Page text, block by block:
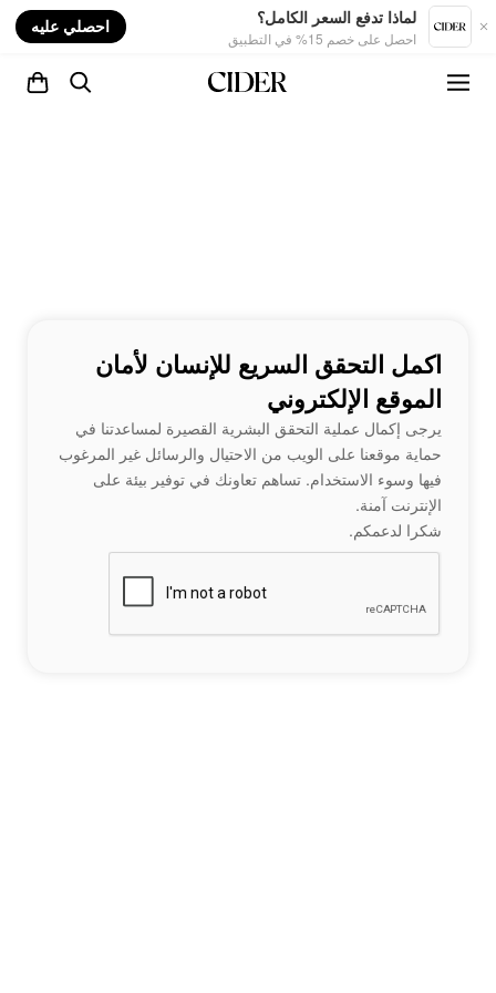
لماذا تدفع السعر الكامل؟
احصل على خصم 15% في التطبيق
احصلي عليه
اكمل التحقق السريع للإنسان لأمان
الموقع الإلكتروني
يرجى إكمال عملية التحقق البشرية القصيرة لمساعدتنا في
حماية موقعنا على الويب من الاحتيال والرسائل غير المرغوب
فيها وسوء الاستخدام. تساهم تعاونك في توفير بيئة على
الإنترنت آمنة.
شكرا لدعمكم.